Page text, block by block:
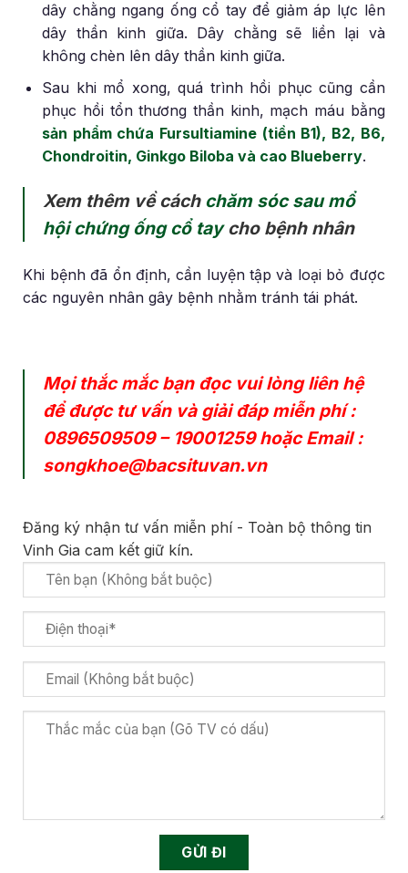
dây chằng ngang ống cổ tay để giảm áp lực lên
dây thần kinh giữa. Dây chằng sẽ liền lại và
không chèn lên dây thần kinh giữa.
Sau khi mổ xong, quá trình hồi phục cũng cần
phục hồi tổn thương thần kinh, mạch máu bằng
sản phẩm chứa Fursultiamine (tiền B1), B2, B6,
Chondroitin, Ginkgo Biloba và cao Blueberry.
Xem thêm về cách chăm sóc sau mổ
hội chứng ống cổ taycho bệnh nhân
Khi bệnh đã ổn định, cần luyện tập và loại bỏ được
các nguyên nhân gây bệnh nhằm tránh tái phát.
Mọi thắc mắc bạn đọc vui lòng liên hệ
để được tư vấn và giải đáp miễn phí :
0896509509– 19001259hoặc Email :
songkhoe@bacsituvan.vn
Đăng ký nhận tư vấn miễn phí - Toàn bộ thông tin
Vinh Gia cam kết giữ kín.